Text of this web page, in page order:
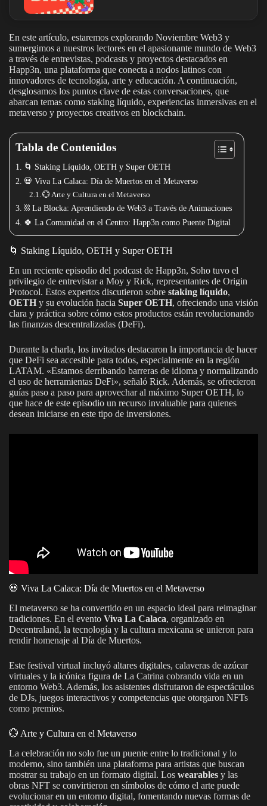
En este artículo, estaremos explorando Noviembre Web3 y
sumergimos a nuestros lectores en el apasionante mundo de Web3
a través de entrevistas, podcasts y proyectos destacados en
Happ3n, una plataforma que conecta a nodos latinos con
innovadores de tecnología, arte y educación. A continuación,
desglosamos los puntos clave de estas conversaciones, que
abarcan temas como staking líquido, experiencias inmersivas en el
metaverso y proyectos creativos en blockchain.
Tabla de Contenidos
🌀 Staking Líquido, OETH y Super OETH
💀 Viva La Calaca: Día de Muertos en el Metaverso
💮 Arte y Cultura en el Metaverso
⛓️ La Blocka: Aprendiendo de Web3 a Través de Animaciones
🍀 La Comunidad en el Centro: Happ3n como Puente Digital
🌀 Staking Líquido, OETH y Super OETH
En un reciente episodio del podcast de Happ3n, Soho tuvo el
privilegio de entrevistar a Moy y Rick, representantes de Origin
Protocol. Estos expertos discutieron sobre staking líquido,
OETH y su evolución hacia Super OETH, ofreciendo una visión
clara y práctica sobre cómo estos productos están revolucionando
las finanzas descentralizadas (DeFi).
Durante la charla, los invitados destacaron la importancia de hacer
que DeFi sea accesible para todos, especialmente en la región
LATAM. «Estamos derribando barreras de idioma y normalizando
el uso de herramientas DeFi», señaló Rick. Además, se ofrecieron
guías paso a paso para aprovechar al máximo Super OETH, lo
que hace de este episodio un recurso invaluable para quienes
desean iniciarse en este tipo de inversiones.
💀 Viva La Calaca: Día de Muertos en el Metaverso
El metaverso se ha convertido en un espacio ideal para reimaginar
tradiciones. En el evento Viva La Calaca, organizado en
Decentraland, la tecnología y la cultura mexicana se unieron para
rendir homenaje al Día de Muertos.
Este festival virtual incluyó altares digitales, calaveras de azúcar
virtuales y la icónica figura de La Catrina cobrando vida en un
entorno Web3. Además, los asistentes disfrutaron de espectáculos
de DJs, juegos interactivos y competencias que otorgaron NFTs
como premios.
💮 Arte y Cultura en el Metaverso
La celebración no solo fue un puente entre lo tradicional y lo
moderno, sino también una plataforma para artistas que buscan
mostrar su trabajo en un formato digital. Los wearables y las
obras NFT se convirtieron en símbolos de cómo el arte puede
evolucionar en un entorno digital, fomentando nuevas formas de